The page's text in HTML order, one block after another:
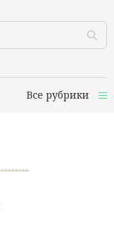
Все рубрики